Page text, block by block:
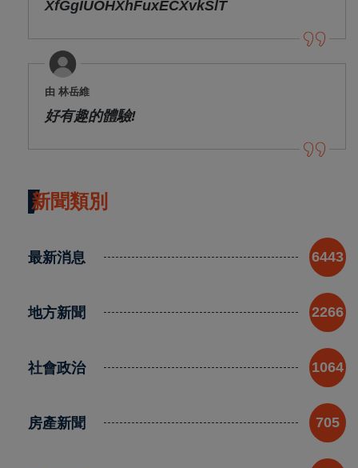
XfGgIUOHXhFuxECXvkSlT
由 林岳維
好有趣的體驗!
新聞類別
最新消息 6443
地方新聞 2266
社會政治 1064
房產新聞 705